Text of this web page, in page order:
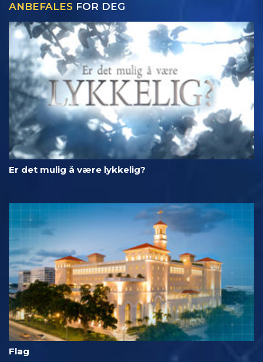
ANBEFALES FOR DEG
Er det mulig å være lykkelig?
Flag